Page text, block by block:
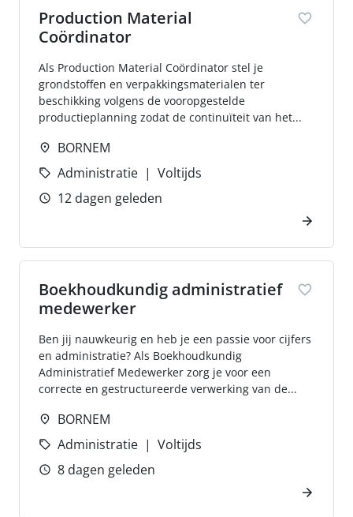
Production Material
Coördinator
Als Production Material Coördinator stel je
grondstoffen en verpakkingsmaterialen ter
beschikking volgens de vooropgestelde
productieplanning zodat de continuïteit van het...
BORNEM
Administratie
Voltijds
12 dagen geleden
Boekhoudkundig administratief
medewerker
Ben jij nauwkeurig en heb je een passie voor cijfers
en administratie? Als Boekhoudkundig
Administratief Medewerker zorg je voor een
correcte en gestructureerde verwerking van de...
BORNEM
Administratie
Voltijds
8 dagen geleden